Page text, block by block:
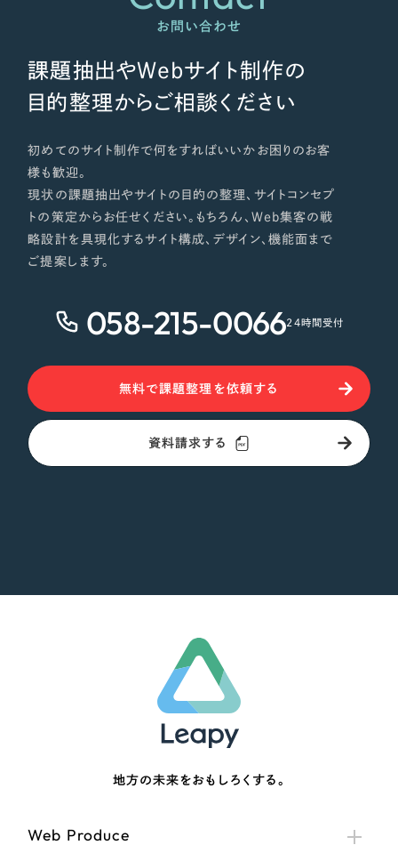
お問い合わせ
課題抽出やWebサイト制作の
目的整理からご相談ください
初めてのサイト制作で何をすればいいかお困りのお客
様も歓迎。
現状の課題抽出やサイトの目的の整理、サイトコンセプ
トの策定からお任せください。もちろん、Web集客の戦
略設計を具現化するサイト構成、デザイン、機能面まで
ご提案します。
058-215-006624時間受付
無料で課題整理を依頼する
資料請求する
地方の未来をおもしろくする。
Web Produce